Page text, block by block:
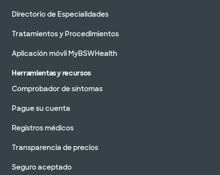
Directorio de Especialidades
Tratamientos y Procedimientos
Aplicación móvil MyBSWHealth
Herramientas y recursos
Comprobador de síntomas
Pague su cuenta
Registros médicos
Transparencia de precios
Seguro aceptado